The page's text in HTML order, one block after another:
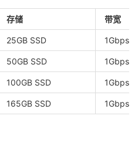
存储 带宽
25GB SSD
50GB SSD
100GB SSD
165GB SSD